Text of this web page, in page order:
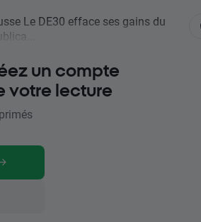
Le DE30 efface ses gains du
un compte
votre lecture